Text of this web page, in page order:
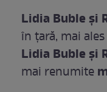
Lidia Buble şi
în ţară, mai
Lidia Buble şi
mai renumite